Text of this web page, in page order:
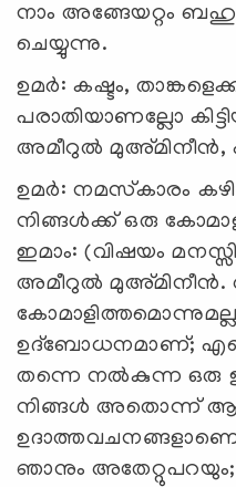
നാം അങ്ങേയറ്റം
ചെയ്യുന്നു.
ഉമര്‍: കഷ്ടം,
പരാതിയാണല്ലോ
അമീറുല്‍ മുഅ്മിനീന്‍,
ഉമര്‍: നമസ്‌കാരം
നിങ്ങള്‍ക്ക് ഒരു
ഇമാം: (വിഷയം
അമീറുല്‍
ഉദ്‌ബോധനമാണ്;
തന്നെ നല്‍കുന്ന ഒരു
നിങ്ങള്‍ അതൊന്ന്
ഞാനും അതേറ്റുപറയും;